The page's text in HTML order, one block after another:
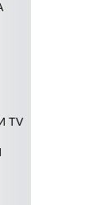
TV